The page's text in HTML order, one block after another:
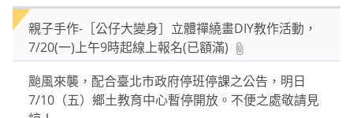
關
鍵
後
親子手作-［公仔大變身］立體禪繞畫DIY教作活動，
7/20(一)上午9時起線上報名(已額滿)
颱風來襲，配合臺北市政府停班停課之公告，明日
7/10（五）鄉土教育中心暫停開放。不便之處敬請見